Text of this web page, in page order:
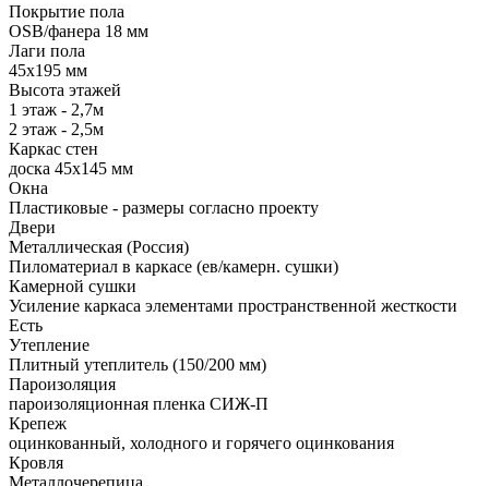
Покрытие пола
ОSB/фанера 18 мм
Лаги пола
45х195 мм
Высота этажей
1 этаж - 2,7м
2 этаж - 2,5м
Каркас стен
доска 45х145 мм
Окна
Пластиковые - размеры согласно проекту
Двери
Металлическая (Россия)
Пиломатериал в каркасе (ев/камерн. сушки)
Камерной сушки
Усиление каркаса элементами пространственной жесткости
Есть
Утепление
Плитный утеплитель (150/200 мм)
Пароизоляция
пароизоляционная пленка СИЖ-П
Крепеж
оцинкованный, холодного и горячего оцинкования
Кровля
Металлочерепица